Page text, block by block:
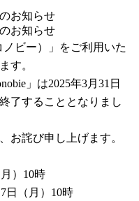
お知らせ
お知らせ
ビー）」をご利用いた
す。
」は2025年3月31日
了することとなりまし
お詫び申し上げます。
）10時
日（月）10時